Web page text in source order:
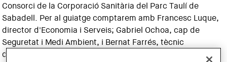
Consorci de la Corporació Sanitària del Parc Taulí de
Sabadell. Per al guiatge comptarem amb Francesc Luque,
director d'Economia i Serveis; Gabriel Ochoa, cap de
Seguretat i Medi Ambient, i Bernat Farrés, tècnic
d'infraestructures.